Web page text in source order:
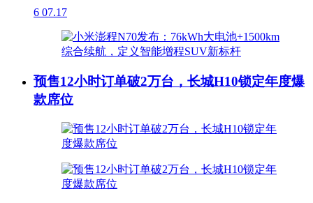
6 07.17
预售12小时订单破2万台，长城H10锁定年度爆
款席位